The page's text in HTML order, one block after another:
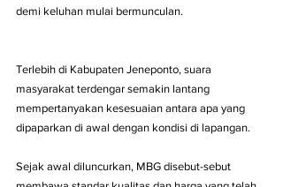
demi keluhan mulai bermunculan.
Terlebih di Kabupaten Jeneponto, suara
masyarakat terdengar semakin lantang
mempertanyakan kesesuaian antara apa yang
dipaparkan di awal dengan kondisi di lapangan.
Sejak awal diluncurkan, MBG disebut-sebut